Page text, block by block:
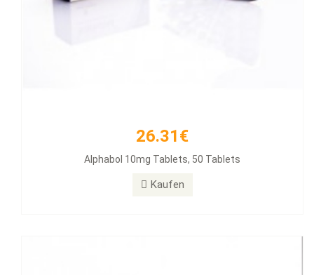
26.31€
Alphabol 10mg Tablets, 50 Tablets
Kaufen
33.54€
Clenbuterol 40mg 100 Tabs